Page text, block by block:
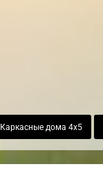
Каркасные дома 4х5